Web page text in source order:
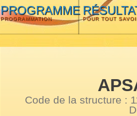
PROGRAMME
PROGRAMMATION POUR TOUT
Code de la structure :